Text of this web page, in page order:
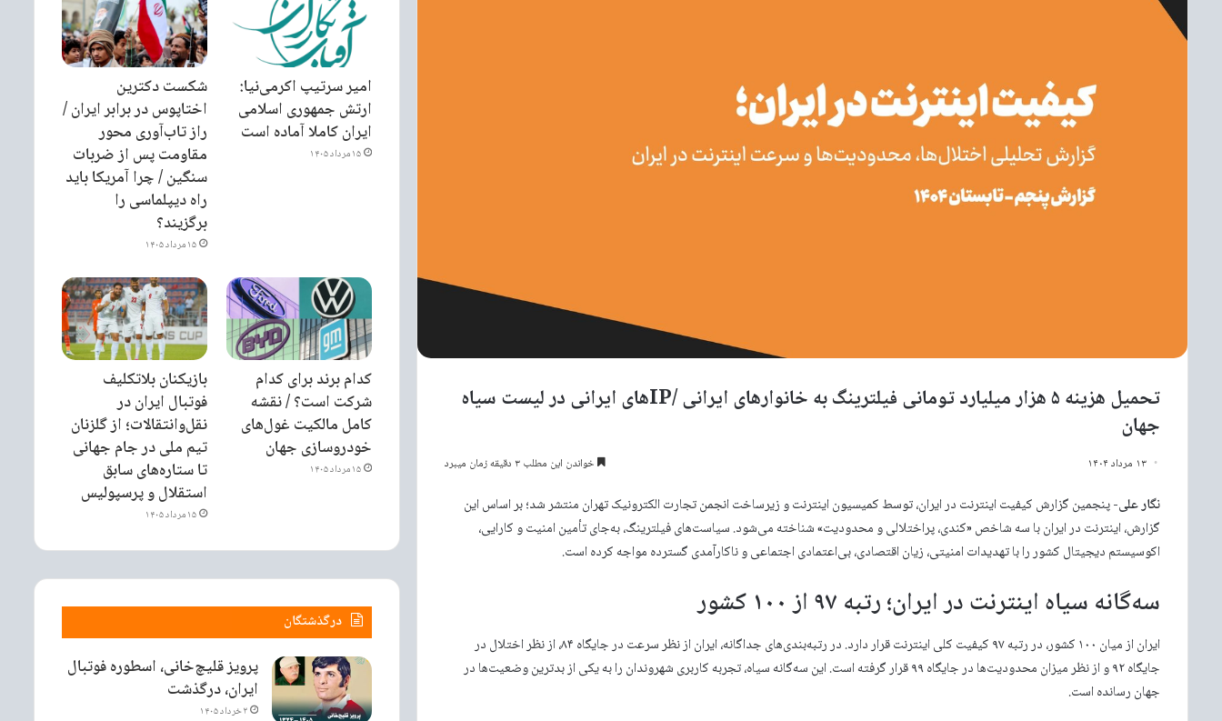
تحمیل هزینه ۵ هزار میلیارد تومانی فیلترینگ به خانوارهای ایرانی /IPهای ایرانی در لیست سیاه
جهان
۱۳ مرداد ۱۴۰۴ خواندن این مطلب ۳ دقیقه زمان میبرد
نگار علی-پنجمین گزارش کیفیت اینترنت در ایران، توسط کمیسیون اینترنت و زیرساخت انجمن تجارت الکترونیک تهران منتشر شد؛ بر اساس این
گزارش، اینترنت در ایران با سه شاخص «کندی، پراختلالی و محدودیت» شناخته می‌شود. سیاست‌های فیلترینگ، به‌جای تأمین امنیت و کارایی،
اکوسیستم دیجیتال کشور را با تهدیدات امنیتی، زیان اقتصادی، بی‌اعتمادی اجتماعی و ناکارآمدی گسترده مواجه کرده است.
سه‌گانه سیاه اینترنت در ایران؛ رتبه ۹۷ از ۱۰۰ کشور
ایران از میان ۱۰۰ کشور، در رتبه ۹۷ کیفیت کلی اینترنت قرار دارد. در رتبه‌بندی‌های جداگانه، ایران از نظر سرعت در جایگاه ۸۴، از نظر اختلال در
جایگاه ۹۲ و از نظر میزان محدودیت‌ها در جایگاه ۹۹ قرار گرفته است. این سه‌گانه سیاه، تجربه کاربری شهروندان را به یکی از بدترین وضعیت‌ها در
جهان رسانده است.
امیر سرتیپ اکرمی‌نیا:
ارتش جمهوری اسلامی
ایران کاملا آماده است
۱۵ مرداد ۱۴۰۵
شکست دکترین
اختاپوس در برابر ایران /
راز تاب‌آوری محور
مقاومت پس از ضربات
سنگین / چرا آمریکا باید
راه دیپلماسی را
برگزیند؟
۱۵ مرداد ۱۴۰۵
کدام برند برای کدام
شرکت است؟ / نقشه
کامل مالکیت غول‌های
خودروسازی جهان
۱۵ مرداد ۱۴۰۵
بازیکنان بلاتکلیف
فوتبال ایران در
نقل‌وانتقالات؛ از گلزنان
تیم ملی در جام جهانی
تا ستاره‌های سابق
استقلال و پرسپولیس
۱۵ مرداد ۱۴۰۵
درگذشتگان
پرویز قلیچ‌خانی، اسطوره فوتبال
ایران، درگذشت
۳ خرداد ۱۴۰۵